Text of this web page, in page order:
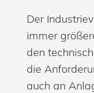
Der
immer
den
die
auch an